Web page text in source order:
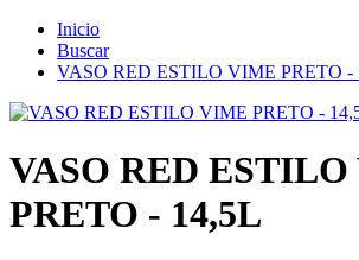
Inicio
Buscar
VASO RED ESTILO VIME PRETO -
VASO RED
PRETO - 14,5L